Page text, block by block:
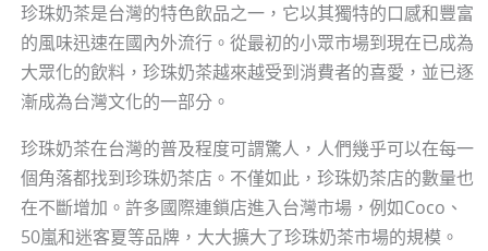
珍珠奶茶是台灣的特色飲品之一，它以其獨特的口感和豐富
的風味迅速在國內外流行。從最初的小眾市場到現在已成為
大眾化的飲料，珍珠奶茶越來越受到消費者的喜愛，並已逐
漸成為台灣文化的一部分。
珍珠奶茶在台灣的普及程度可謂驚人，人們幾乎可以在每一
個角落都找到珍珠奶茶店。不僅如此，珍珠奶茶店的數量也
在不斷增加。許多國際連鎖店進入台灣市場，例如Coco、
50嵐和迷客夏等品牌，大大擴大了珍珠奶茶市場的規模。